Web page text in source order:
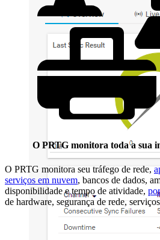
O PRTG monitora toda a sua
O PRTG monitora seu tráfego de rede,
serviços em nuvem, bancos de dados,
disponibilidade e tempo de atividade,
de hardware, segurança de rede,